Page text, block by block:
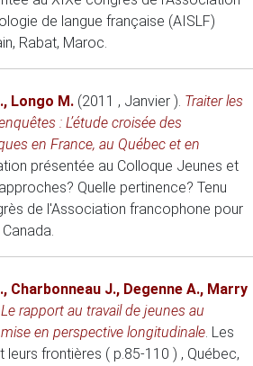
de langue française (AISLF)
, Rabat, Maroc.
, Longo M. (2011 , Janvier ). Traiter les
: L’étude croisée des
en France, au Québec et en
présentée au Colloque Jeunes et
Quelle pertinence? Tenu
de l'Association francophone pour
, Charbonneau J., Degenne A., Marry
Le rapport au travail de jeunes au
en perspective longitudinale. Les
frontières ( p.85-110 ) , Québec,